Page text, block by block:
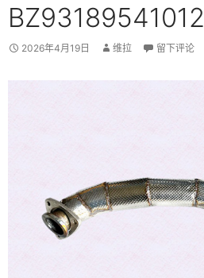
BZ93189541012
2026年4月19日 维拉 留下评论